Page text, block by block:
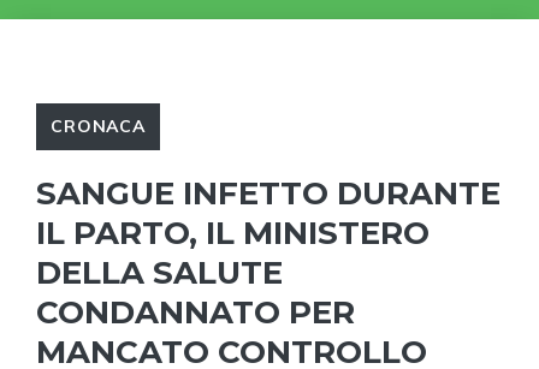
CRONACA
SANGUE INFETTO DURANTE
IL PARTO, IL MINISTERO
DELLA SALUTE
CONDANNATO PER
MANCATO CONTROLLO